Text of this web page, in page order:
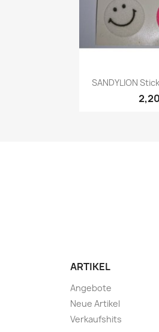
SANDYLION
ARTIKEL
Angebote
Neue Artikel
Verkaufshits